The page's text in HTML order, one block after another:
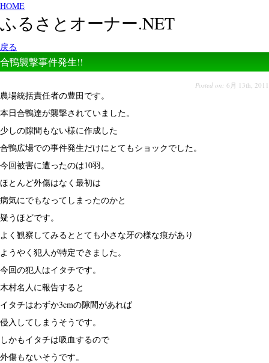
HOME
ふるさとオーナー.NET
戻る
合鴨襲撃事件発生!!
Posted on: 6月 13th, 2011
農場統括責任者の豊田です。
本日合鴨達が襲撃されていました。
少しの隙間もない様に作成した
合鴨広場での事件発生だけにとてもショックでした。
今回被害に遭ったのは10羽。
ほとんど外傷はなく最初は
病気にでもなってしまったのかと
疑うほどです。
よく観察してみるととても小さな牙の様な痕があり
ようやく犯人が特定できました。
今回の犯人はイタチです。
木村名人に報告すると
イタチはわずか3cmの隙間があれば
侵入してしまうそうです。
しかもイタチは吸血するので
外傷もないそうです。